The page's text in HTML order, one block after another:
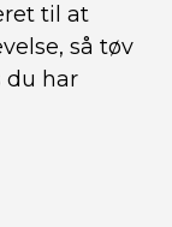
til at
så tøv
du har